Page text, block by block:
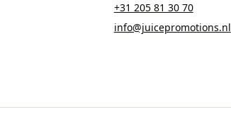
+31 205 81 30 70
info@juicepromotions.nl